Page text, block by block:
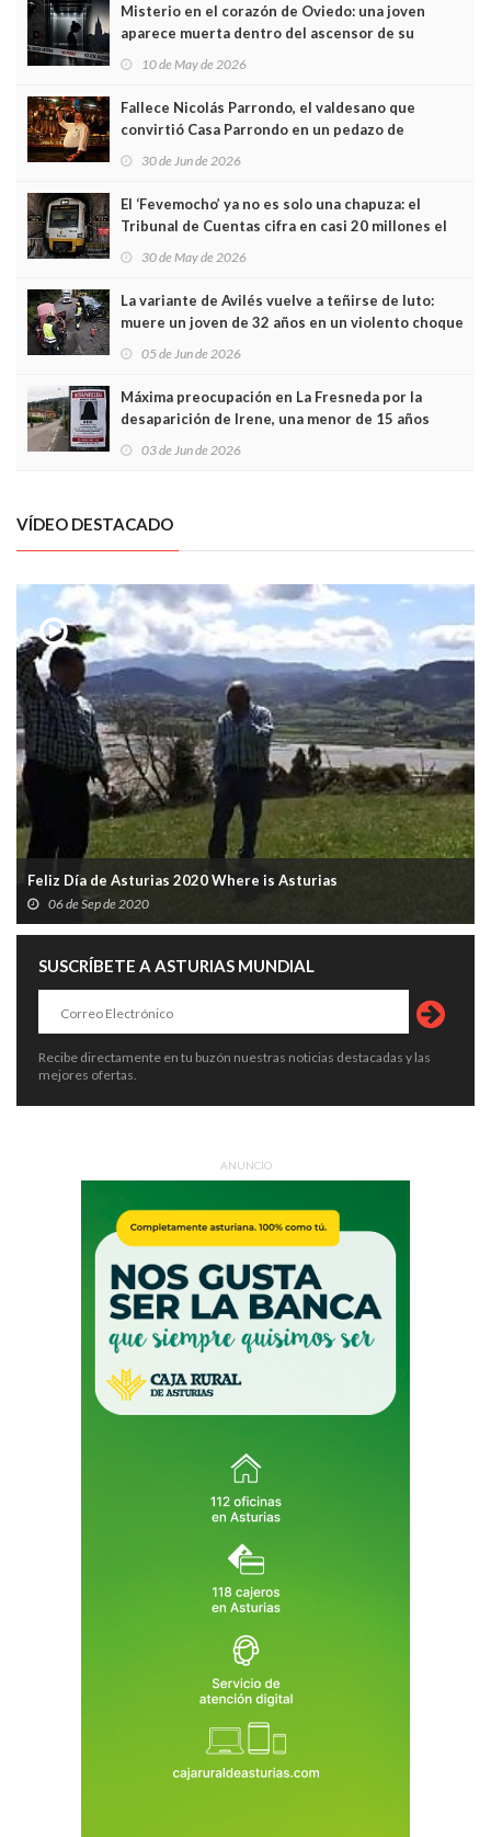
Misterio en el corazón de Oviedo: una joven
aparece muerta dentro del ascensor de su
edificio y las cámaras captan sus últimos minutos
10 de May de 2026
Fallece Nicolás Parrondo, el valdesano que
convirtió Casa Parrondo en un pedazo de
Asturias en Madrid
30 de Jun de 2026
El ‘Fevemocho’ ya no es solo una chapuza: el
Tribunal de Cuentas cifra en casi 20 millones el
sobrecoste de los trenes que no cabían por los
30 de May de 2026
La variante de Avilés vuelve a teñirse de luto:
muere un joven de 32 años en un violento choque
frontal
05 de Jun de 2026
Máxima preocupación en La Fresneda por la
desaparición de Irene, una menor de 15 años
03 de Jun de 2026
VÍDEO DESTACADO
Feliz Día de Asturias 2020 Where is Asturias
06 de Sep de 2020
SUSCRÍBETE A ASTURIAS MUNDIAL
Recibe directamente en tu buzón nuestras noticias destacadas y las
mejores ofertas.
ANUNCIO